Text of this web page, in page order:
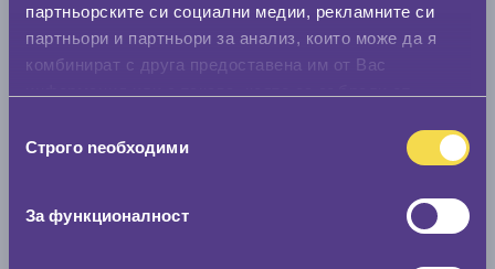
партньорските си социални медии, рекламните си
партньори и партньори за анализ, които може да я
комбинират с друга предоставена им от Вас
наСтрого nеобходими
За функционалност
Стар размер